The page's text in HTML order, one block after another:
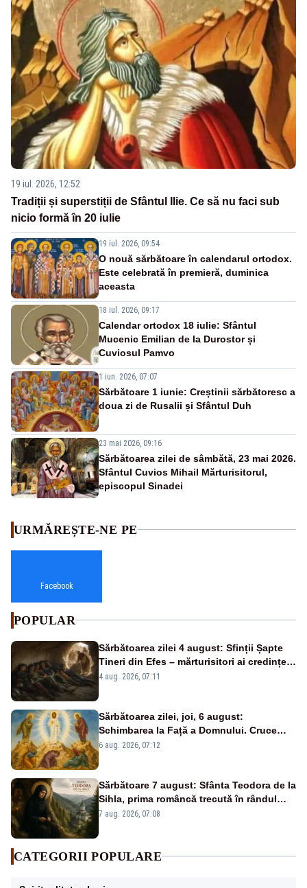
19 iul. 2026, 12:52
Tradiții și superstiții de Sfântul Ilie. Ce să nu faci sub
nicio formă în 20 iulie
19 iul. 2026, 09:54
O nouă sărbătoare în calendarul ortodox.
Este celebrată în premieră, duminica
aceasta
18 iul. 2026, 09:17
Calendar ortodox 18 iulie: Sfântul
Mucenic Emilian de la Durostor și
Cuviosul Pamvo
1 iun. 2026, 07:07
Sărbătoare 1 iunie: Creștinii sărbătoresc a
doua zi de Rusalii și Sfântul Duh
23 mai 2026, 09:16
Sărbătoarea zilei de sâmbătă, 23 mai 2026.
Sfântul Cuvios Mihail Mărturisitorul,
episcopul Sinadei
URMĂREȘTE-NE PE
Facebook
POPULAR
Sărbătoarea zilei 4 august: Sfinții Șapte
Tineri din Efes – mărturisitori ai credinței
și ai Învierii
4 aug. 2026, 07:11
Sărbătoarea zilei, joi, 6 august:
Schimbarea la Față a Domnului. Cruce
roșie în calendar și dezlegare la pește
6 aug. 2026, 07:12
Sărbătoare 7 august: Sfânta Teodora de la
Sihla, prima româncă trecută în rândul
sfinților
7 aug. 2026, 07:08
CATEGORII POPULARE